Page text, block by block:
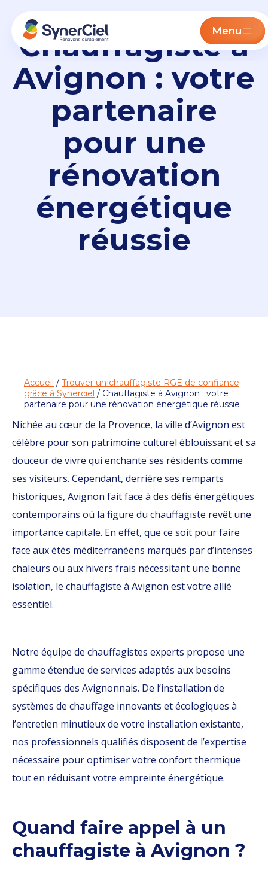
Menu
Chauffagiste à
Avignon : votre
partenaire
pour une
rénovation
énergétique
réussie
Accueil / Trouver un chauffagiste RGE de confiance
grâce à Synerciel / Chauffagiste à Avignon : votre
partenaire pour une rénovation énergétique réussie
Nichée au cœur de la Provence, la ville d’Avignon est
célèbre pour son patrimoine culturel éblouissant et sa
douceur de vivre qui enchante ses résidents comme
ses visiteurs. Cependant, derrière ses remparts
historiques, Avignon fait face à des défis énergétiques
contemporains où la figure du chauffagiste revêt une
importance capitale. En effet, que ce soit pour faire
face aux étés méditerranéens marqués par d’intenses
chaleurs ou aux hivers frais nécessitant une bonne
isolation, le chauffagiste à Avignon est votre allié
essentiel.
Notre équipe de chauffagistes experts propose une
gamme étendue de services adaptés aux besoins
spécifiques des Avignonnais. De l’installation de
systèmes de chauffage innovants et écologiques à
l’entretien minutieux de votre installation existante,
nos professionnels qualifiés disposent de l’expertise
nécessaire pour optimiser votre confort thermique
tout en réduisant votre empreinte énergétique.
Quand faire appel à un
chauffagiste à Avignon ?